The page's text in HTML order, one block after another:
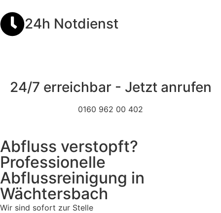
24h Notdienst
24/7 erreichbar - Jetzt anrufen
0160 962 00 402
Abfluss verstopft?
Professionelle
Abflussreinigung in
Wächtersbach
Wir sind sofort zur Stelle